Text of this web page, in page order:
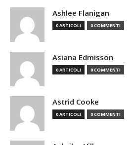
Ashlee Flanigan
0 ARTICOLI 0 COMMENTI
Asiana Edmisson
0 ARTICOLI 0 COMMENTI
Astrid Cooke
0 ARTICOLI 0 COMMENTI